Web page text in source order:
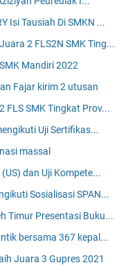
Isi Tausiah Di SMKN ...
2 FLS2N SMK Ting...
Mandiri 2022
Fajar kirim 2 utusan
FLS SMK Tingkat Prov...
Uji Sertifikas...
massal
dan Uji Kompete...
Sosialisasi SPAN...
Timur Presentasi Buku...
bersama 367 kepal...
Juara 3 Gupres 2021